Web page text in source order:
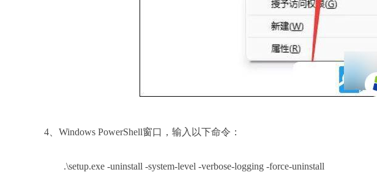
4、Windows PowerShell窗口，输入以下命令：
.\setup.exe -uninstall -system-level -verbose-logging -force-uninstall